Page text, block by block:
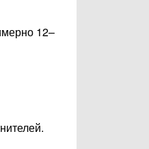
12–